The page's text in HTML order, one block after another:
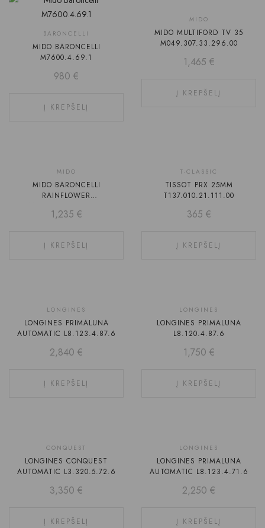
BARONCELLI
MIDO BARONCELLI
M7600.4.69.1
980 €
Į KREPŠELĮ
MIDO
MIDO MULTIFORD TV 35
M049.307.33.296.00
1,465 €
Į KREPŠELĮ
MIDO
MIDO BARONCELLI
RAINFLOWER
1,235 €
Į KREPŠELĮ
T-CLASSIC
TISSOT PRX 25MM
T137.010.21.111.00
365 €
Į KREPŠELĮ
LONGINES
LONGINES PRIMALUNA
AUTOMATIC L8.123.4.87.6
2,840 €
Į KREPŠELĮ
LONGINES
LONGINES PRIMALUNA
L8.120.4.87.6
1,750 €
Į KREPŠELĮ
CONQUEST
LONGINES CONQUEST
AUTOMATIC L3.320.5.72.6
3,350 €
Į KREPŠELĮ
LONGINES
LONGINES PRIMALUNA
AUTOMATIC L8.123.4.71.6
2,250 €
Į KREPŠELĮ